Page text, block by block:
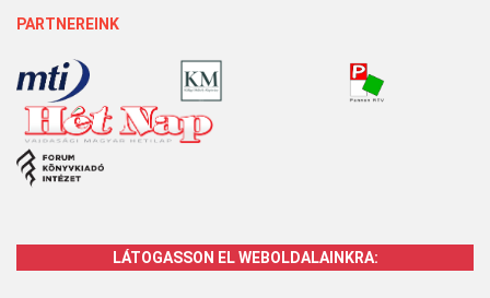
PARTNEREINK
LÁTOGASSON EL WEBOLDALAINKRA: